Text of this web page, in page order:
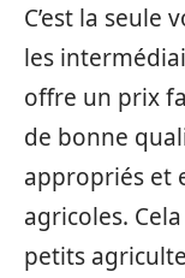
C’est la seule
les
offre un prix
de bonne
appropriés et
agricoles.
petits